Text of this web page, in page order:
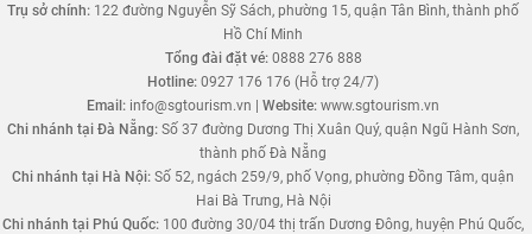
Trụ sở chính: 122 đường Nguyễn Sỹ Sách, phường 15, quận Tân Bình, thành phố
Hồ Chí Minh
Tổng đài đặt vé:0888 276 888
Hotline: 0927 176 176 (Hỗ trợ 24/7)
Email: info@sgtourism.vn |Website: www.sgtourism.vn
Chi nhánh tại Đà Nẵng: Số 37 đường Dương Thị Xuân Quý, quận Ngũ Hành Sơn,
thành phố Đà Nẵng
Chi nhánh tại Hà Nội: Số 52, ngách 259/9, phố Vọng, phường Đồng Tâm, quận
Hai Bà Trưng, Hà Nội
Chi nhánh tại Phú Quốc: 100 đường 30/04 thị trấn Dương Đông, huyện Phú Quốc,